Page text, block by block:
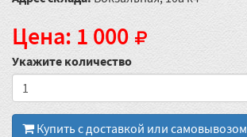
Цена: 1 000
Укажите количество
Купить с доставкой или самовывозом